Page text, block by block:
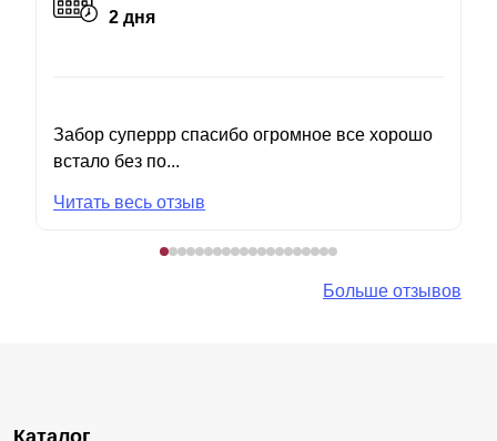
2 дня
Забор суперрр спасибо огромное все хорошо
встало без по...
Читать весь отзыв
Больше отзывов
Каталог